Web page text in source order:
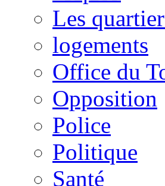
Les
logements
Office du
Opposition
Police
Politique
Santé